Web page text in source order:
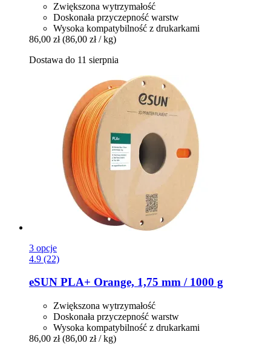
Zwiększona wytrzymałość
Doskonała przyczepność warstw
Wysoka kompatybilność z drukarkami
86,00 zł (86,00 zł / kg)
Dostawa do 11 sierpnia
3 opcje
4.9 (22)
eSUN PLA+ Orange, 1,75 mm / 1000 g
Zwiększona wytrzymałość
Doskonała przyczepność warstw
Wysoka kompatybilność z drukarkami
86,00 zł (86,00 zł / kg)